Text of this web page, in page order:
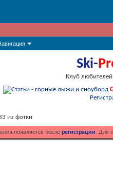
Ski-
Клуб
из фотки
появляется после регистрации. Для